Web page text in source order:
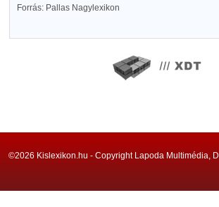
Forrás: Pallas Nagylexikon
©2026 Kislexikon.hu - Copyright Lapoda Multimédia,